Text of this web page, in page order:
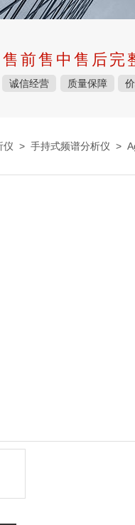
售前售中售后完
诚信经营 质量保障
仪 > 手持式频谱分析仪 >